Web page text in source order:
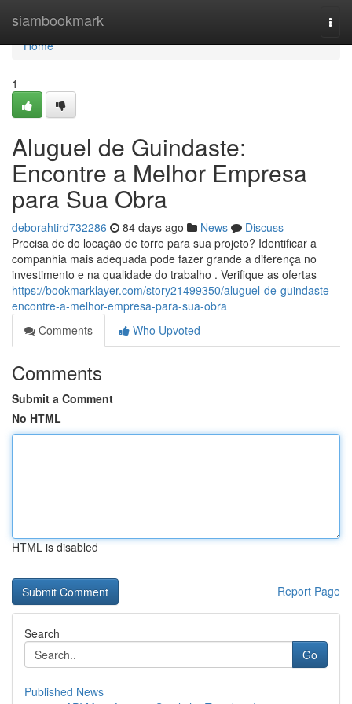
siambookmark
Home
Home
1
Aluguel de Guindaste:
Encontre a Melhor Empresa
para Sua Obra
deborahtird732286 84 days ago News
Discuss
Precisa de do locação de torre para sua projeto? Identificar a
companhia mais adequada pode fazer grande a diferença no
investimento e na qualidade do trabalho . Verifique as ofertas
https://bookmarklayer.com/story21499350/aluguel-de-guindaste-
encontre-a-melhor-empresa-para-sua-obra
Comments
Who Upvoted
Comments
Submit a Comment
No HTML
HTML is disabled
Report Page
Search
Go
Published News